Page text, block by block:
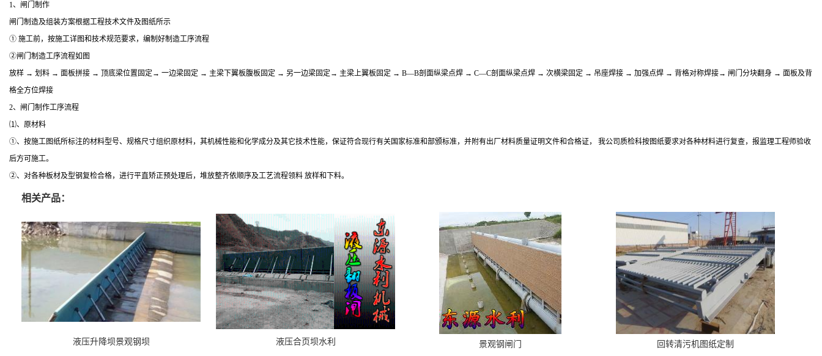
1、闸门制作
闸门制造及组装方案根据工程技术文件及图纸所示
① 施工前，按施工详图和技术规范要求，编制好制造工序流程
②闸门制造工序流程如图
放样 → 划料 → 面板拼接 → 顶底梁位置固定→ 一边梁固定 → 主梁下翼板腹板固定 → 另一边梁固定→ 主梁上翼板固定 → B—B剖面纵梁点焊 → C—C剖面纵梁点焊 → 次横梁固定 → 吊座焊接 → 加强点焊 → 背格对称焊接→ 闸门分块翻身 → 面板及背
格全方位焊接
2、闸门制作工序流程
⑴、原材料
①、按施工图纸所标注的材料型号、规格尺寸组织原材料，其机械性能和化学成分及其它技术性能，保证符合现行有关国家标准和部颁标准，并附有出厂材料质量证明文件和合格证， 我公司质检科按图纸要求对各种材料进行复查，报监理工程师验收
后方可施工。
②、对各种板材及型钢复检合格，进行平直矫正预处理后，堆放整齐依顺序及工艺流程领料 放样和下料。
相关产品：
液压升降坝景观钢坝 液压合页坝水利 景观钢闸门 回转清污机图纸定制